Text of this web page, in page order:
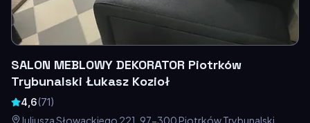
SALON MEBLOWY DEKORATOR Piotrków
Trybunalski Łukasz Kozioł
4,6(71)
Juliusza Słowackiego 221, 97-300 Piotrków Trybunalski,